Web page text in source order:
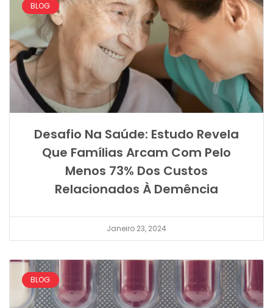
BLOG
Desafio Na Saúde: Estudo Revela
Que Famílias Arcam Com Pelo
Menos 73% Dos Custos
Relacionados À Demência
Janeiro 23, 2024
BLOG